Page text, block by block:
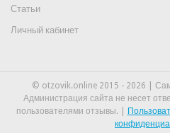
Статьи
Личный кабинет
© otzovik.online 2015 - 2026 |
Администрация сайта не несет
пользователями отзывы. |